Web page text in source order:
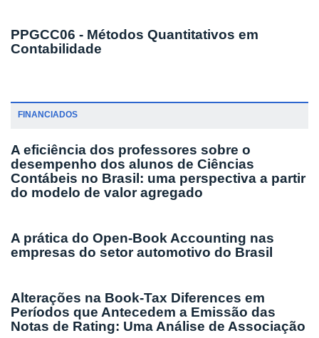
PPGCC06 - Métodos Quantitativos em
Contabilidade
FINANCIADOS
A eficiência dos professores sobre o
desempenho dos alunos de Ciências
Contábeis no Brasil: uma perspectiva a partir
do modelo de valor agregado
A prática do Open-Book Accounting nas
empresas do setor automotivo do Brasil
Alterações na Book-Tax Diferences em
Períodos que Antecedem a Emissão das
Notas de Rating: Uma Análise de Associação